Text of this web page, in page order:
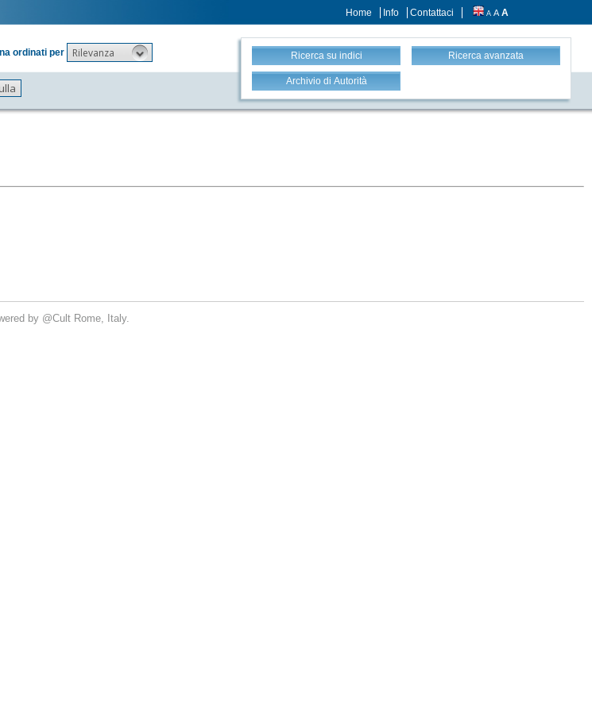
Home Info Contattaci A A A
ordinati per Rilevanza Ricerca su indici Ricerca avanzata
Archivio di Autorità
by @Cult Rome, Italy.